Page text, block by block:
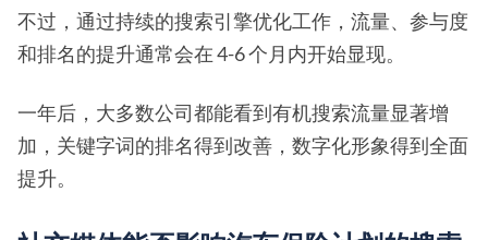
不过，通过持续的搜索引擎优化工作，流量、参与度
和排名的提升通常会在 4-6 个月内开始显现。
一年后，大多数公司都能看到有机搜索流量显著增
加，关键字词的排名得到改善，数字化形象得到全面
提升。